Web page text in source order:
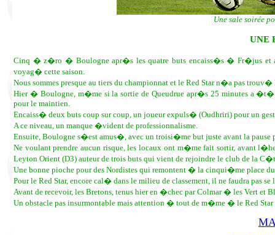
Une sale soirée
UNE
Cinq � z�ro � Boulogne apr�s les quatre buts encaiss�s � Fr�jus et
voyag� cette saison.
Nous sommes presque au tiers du championnat et le Red Star n�a pas
Hier � Boulogne, m�me si la sortie de Queudrue apr�s 25 minutes a
pour le maintien.
Encaiss� deux buts coup sur coup, un joueur expuls� (Oudhriri) pour un
A ce niveau, un manque �vident de professionnalisme.
Ensuite, Boulogne s�est amus�, avec un troisi�me but juste avant la
Ne voulant prendre aucun risque, les locaux ont m�me fait sortir, avant
Leyton Orient (D3) auteur de trois buts qui vient de rejoindre le club de la
Une bonne pioche pour des Nordistes qui remontent � la cinqui�me place
Pour le Red Star, encore cal� dans le milieu de classement, il ne faudra pas
Avant de recevoir, les Bretons, tenus hier en �chec par Colmar � les Vert
Un obstacle pas insurmontable mais attention � tout de m�me � le Red